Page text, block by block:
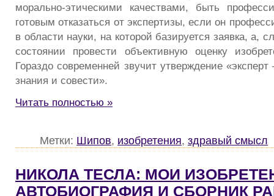
морально-этическими качествами, быть
готовым отказаться от экспертизы, если он
в области науки, на которой базируется заявка, а,
состоянии провести объективную оценку
Гораздо современней звучит утверждение
знания и совести».
Читать полностью »
Метки: Шипов, изобретения, здравый смысл
НИКОЛА ТЕСЛА: МОИ
АВТОБИОГРАФИЯ И СБОРНИК